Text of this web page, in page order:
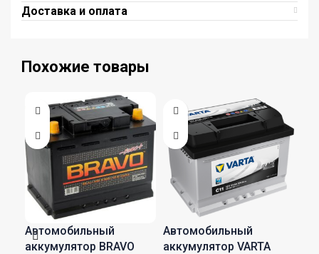
Доставка и оплата
Похожие товары
Автомобильный
аккумулятор BRAVO
Автомобильный
аккумулятор VARTA